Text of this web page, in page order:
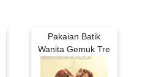
Pakaian Batik
Wanita Gemuk Tre